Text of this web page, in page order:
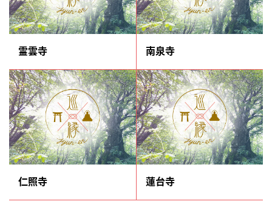
霊雲寺 南泉寺
仁照寺 蓮台寺